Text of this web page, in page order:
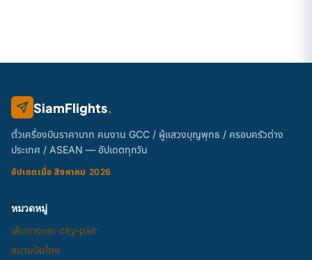
SiamFlights.
ตั๋วเครื่องบินราคาบาท คนงาน GCC / ผู้แสวงบุญพุทธ / ครอบครัวต่าง
ประเทศ / ASEAN — อัปเดตทุกวัน
อัปเดตเมื่อ สิงหาคม 2026
หมวดหมู่
เส้นทางและ city-pair
สนามบินไทย